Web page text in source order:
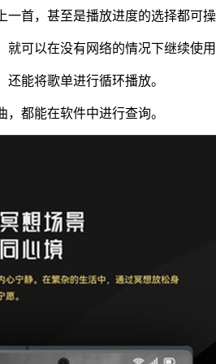
首，甚至是播放进度的选择都可操
可以在没有网络的情况下继续使用
能将歌单进行循环播放。
都能在软件中进行查询。